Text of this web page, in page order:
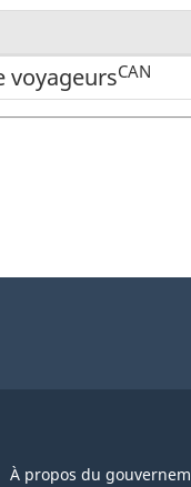
voyageursCAN
À propos du